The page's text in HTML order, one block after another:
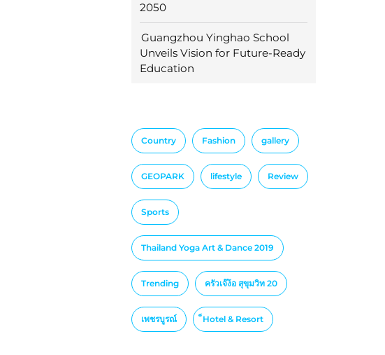
2050
Guangzhou Yinghao School
Unveils Vision for Future-Ready
Education
Country Fashion gallery
GEOPARK lifestyle Review
Sports
Thailand Yoga Art & Dance 2019
Trending ครัวเจ๊ง้อ สุขุมวิท 20
เพชรบูรณ์ ็Hotel & Resort